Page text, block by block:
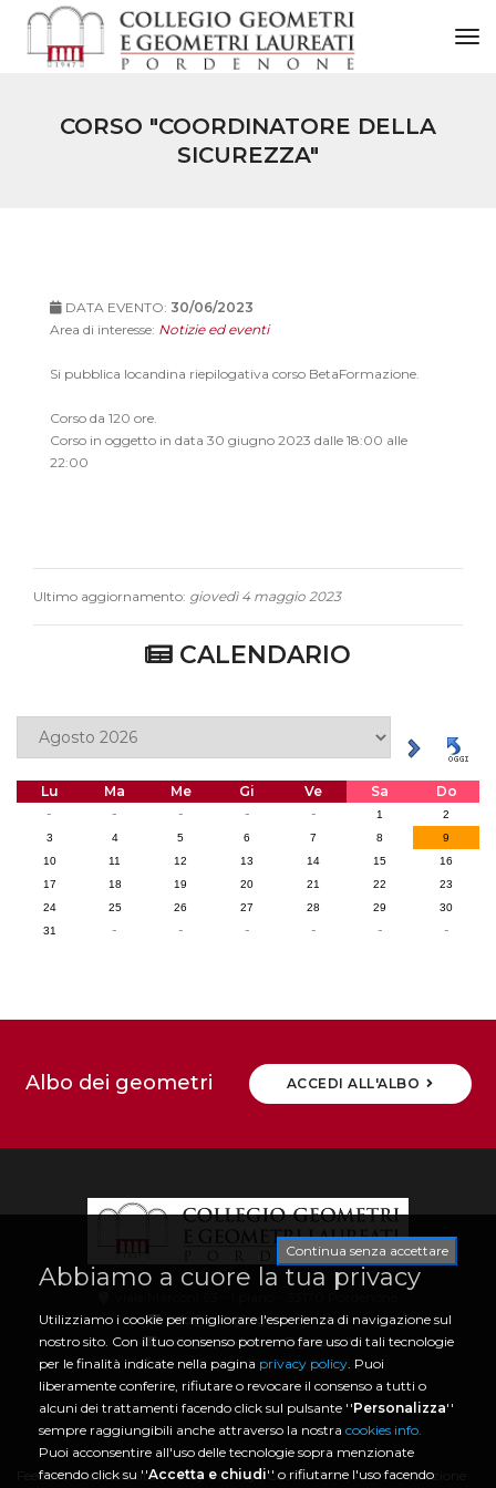
CORSO "COORDINATORE DELLA
SICUREZZA"
DATA EVENTO: 30/06/2023
Area di interesse: Notizie ed eventi
Si pubblica locandina riepilogativa corso BetaFormazione.
Corso da 120 ore.
Corso in oggetto in data 30 giugno 2023 dalle 18:00 alle
22:00
Ultimo aggiornamento: giovedì 4 maggio 2023
CALENDARIO
Lu Ma Me Gi Ve Sa
Do
-
- - - - 1
2
3
4 5 6 7 8
9
10
11 12 13 14 15
16
17
18 19 20 21 22
23
24
25 26 27 28 29
30
31
- - - - - -
Albo dei geometri ACCEDI ALL'ALBO
info@collegio.geometri.pn.it
collegio.pordenone@geopec.it
0434 21466 | CF 80006730933
Feedback Accessibilità|Policy Privacy|Cookies Info| Amministrazione
Continua senza accettare
Abbiamo a cuore la tua privacy
Utilizziamo i cookie per migliorare l'esperienza di navigazione sul
nostro sito. Con il tuo consenso potremo fare uso di tali tecnologie
per le finalità indicate nella pagina privacy policy. Puoi
liberamente conferire, rifiutare o revocare il consenso a tutti o
alcuni dei trattamenti facendo click sul pulsante ''Personalizza''
sempre raggiungibili anche attraverso la nostra cookies info.
Puoi acconsentire all'uso delle tecnologie sopra menzionate
facendo click su ''Accetta e chiudi'' o rifiutarne l'uso facendo